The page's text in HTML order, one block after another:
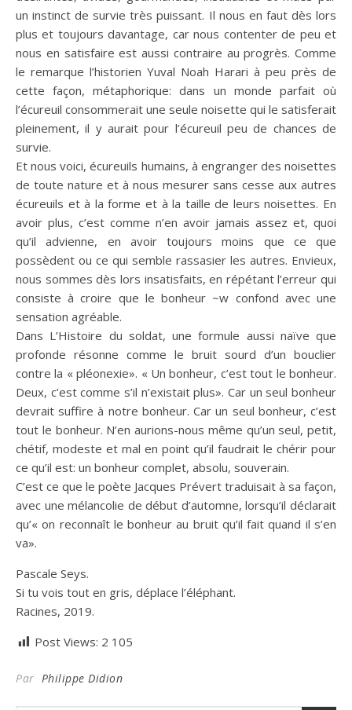
un instinct de survie très puissant. Il nous en faut dès lors
plus et toujours davantage, car nous contenter de peu et
nous en satisfaire est aussi contraire au progrès. Comme
le remarque l’historien Yuval Noah Harari à peu près de
cette façon, métaphorique: dans un monde parfait où
l’écureuil consommerait une seule noisette qui le satisferait
pleinement, il y aurait pour l’écureuil peu de chances de
survie.
Et nous voici, écureuils humains, à engranger des noisettes
de toute nature et à nous mesurer sans cesse aux autres
écureuils et à la forme et à la taille de leurs noisettes. En
avoir plus, c’est comme n’en avoir jamais assez et, quoi
qu’il advienne, en avoir toujours moins que ce que
possèdent ou ce qui semble rassasier les autres. Envieux,
nous sommes dès lors insatisfaits, en répétant l’erreur qui
consiste à croire que le bonheur ~w confond avec une
sensation agréable.
Dans L’Histoire du soldat, une formule aussi naïve que
profonde résonne comme le bruit sourd d’un bouclier
contre la « pléonexie». « Un bonheur, c’est tout le bonheur.
Deux, c’est comme s’il n’existait plus». Car un seul bonheur
devrait suffire à notre bonheur. Car un seul bonheur, c’est
tout le bonheur. N’en aurions-nous même qu’un seul, petit,
chétif, modeste et mal en point qu’il faudrait le chérir pour
ce qu’il est: un bonheur complet, absolu, souverain.
C’est ce que le poète Jacques Prévert traduisait à sa façon,
avec une mélancolie de début d’automne, lorsqu’il déclarait
qu’« on reconnaît le bonheur au bruit qu’il fait quand il s’en
va».
Pascale Seys.
Si tu vois tout en gris, déplace l’éléphant.
Racines, 2019.
Post Views: 2 105
Par Philippe Didion